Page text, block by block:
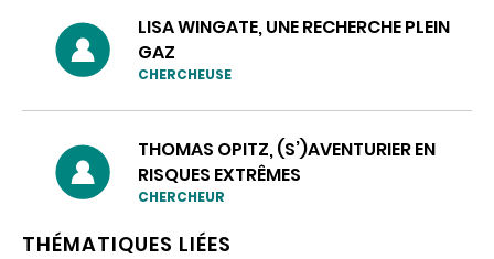
LISA WINGATE, UNE RECHERCHE PLEIN
GAZ
CHERCHEUSE
THOMAS OPITZ, (S’)AVENTURIER EN
RISQUES EXTRÊMES
CHERCHEUR
THÉMATIQUES LIÉES